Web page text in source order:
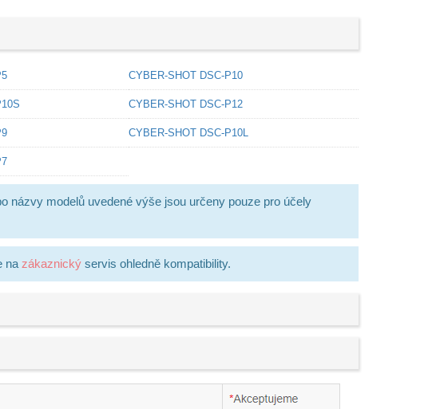
CYBER-SHOT DSC-P10
CYBER-SHOT DSC-P12
CYBER-SHOT DSC-P10L
názvy modelů uvedené výše jsou určeny pouze pro účely
na zákaznický servis ohledně kompatibility.